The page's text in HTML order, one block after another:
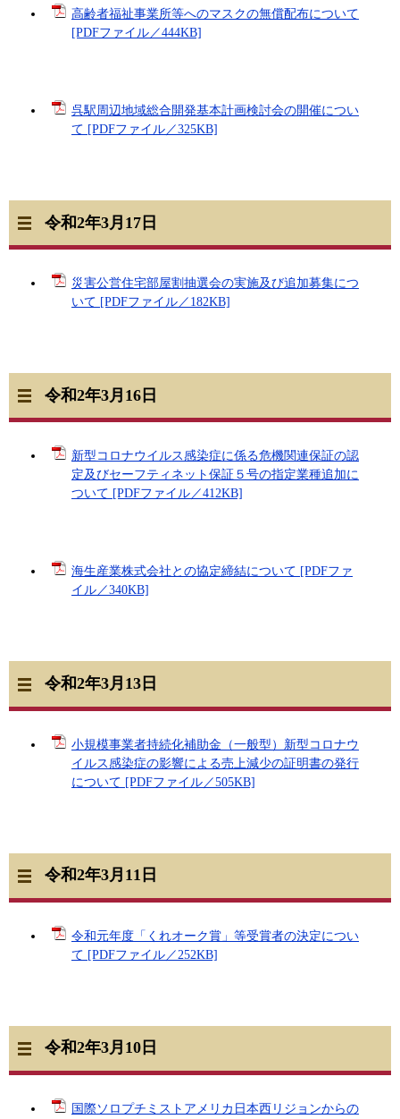
高齢者福祉事業所等へのマスクの無償配布について
[PDFファイル／444KB]
呉駅周辺地域総合開発基本計画検討会の開催につい
て [PDFファイル／325KB]
令和2年3月17日
災害公営住宅部屋割抽選会の実施及び追加募集につ
いて [PDFファイル／182KB]
令和2年3月16日
新型コロナウイルス感染症に係る危機関連保証の認
定及びセーフティネット保証５号の指定業種追加に
ついて [PDFファイル／412KB]
海生産業株式会社との協定締結について [PDFファ
イル／340KB]
令和2年3月13日
小規模事業者持続化補助金（一般型）新型コロナウ
イルス感染症の影響による売上減少の証明書の発行
について [PDFファイル／505KB]
令和2年3月11日
令和元年度「くれオーク賞」等受賞者の決定につい
て [PDFファイル／252KB]
令和2年3月10日
国際ソロプチミストアメリカ日本西リジョンからの